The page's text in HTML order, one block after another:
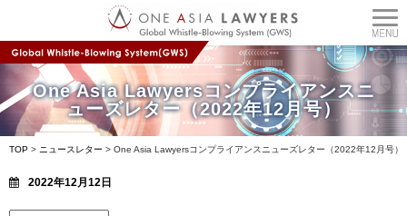
One Asia Lawyersコンプライアンスニ
ューズレター（2022年12月号）
TOP > ニュースレター > One Asia Lawyersコンプライアンスニューズレター（2022年12月号）
2022年12月12日